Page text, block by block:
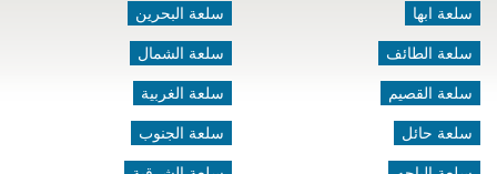
سلعة ابها
سلعة الطائف
سلعة القصيم
سلعة حائل
سلعة البحرين
سلعة الشمال
سلعة الغربية
سلعة الجنوب